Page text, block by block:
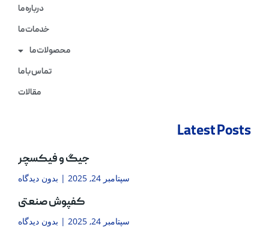
درباره ما
خدمات ما
محصولات ما
تماس با ما
مقالات
Latest Posts
جیگ و فیکسچر
سپتامبر 24, 2025 بدون دیدگاه
کفپوش صنعتی
سپتامبر 24, 2025 بدون دیدگاه